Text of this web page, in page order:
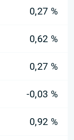
0,27 %
0,62 %
0,27 %
-0,03 %
0,92 %